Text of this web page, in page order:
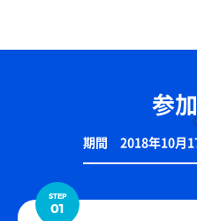
参
期間 2018年10月
STEP
01